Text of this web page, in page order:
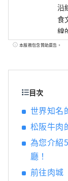
沿
食
線
訊
本服務包含贊助廣告。
目次
世界知名
松阪牛肉
為您介紹
廳！
前往肉城